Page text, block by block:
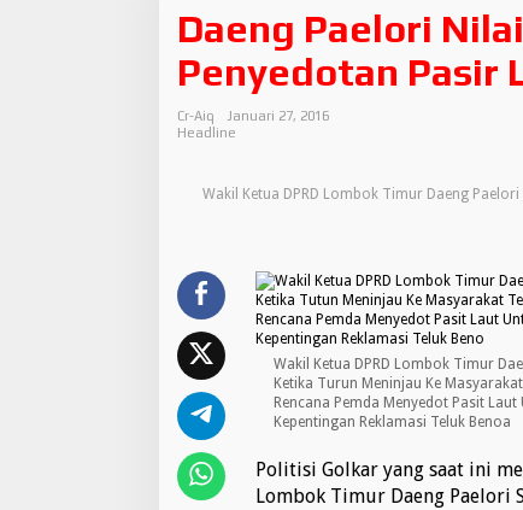
e
n
g
P
r
l
a
i
P
o
s
i
t
f
A
Daeng Paelori
Penyedotan Pasir
Cr-Aiq
Januari 27, 2016
Headline
Wakil Ketua DPRD Lombok Timur Daeng
Wakil Ketua DPRD Lombok Timur
Ketika Turun Meninjau Ke
Rencana Pemda Menyedot Pasit Laut
Kepentingan Reklamasi Teluk Benoa
Politisi Golkar yang saat ini
Lombok Timur Daeng Paelori